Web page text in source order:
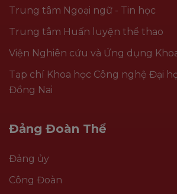
Trung tâm Ngoại ngữ - Tin học
Trung tâm Huấn luyện thể thao
Viện Nghiên cứu và Ứng dụng
Tạp chí Khoa học Công nghệ Đại
Đồng Nai
Đảng Đoàn Thể
Đảng ủy
Công Đoàn